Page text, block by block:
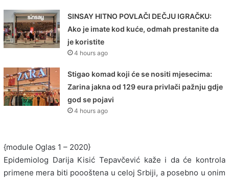
SINSAY HITNO POVLAČI DEČJU IGRAČKU:
Ako je imate kod kuće, odmah prestanite da
je koristite
4 hours ago
Stigao komad koji će se nositi mjesecima:
Zarina jakna od 129 eura privlači pažnju gdje
god se pojavi
4 hours ago
{module Oglas 1 – 2020}
Epidemiolog Darija Kisić Tepavčević kaže i da će kontrola
primene mera biti poooštena u celoj Srbiji, a posebno u onim